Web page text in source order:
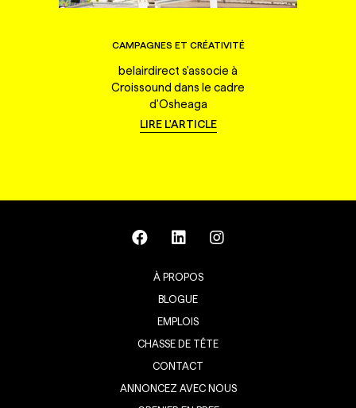
CAMPAGNES ET CRÉATIVITÉ
belairdirect s'associe à
Croissound dans le cadre
d'Osheaga
LIRE L'ARTICLE
À PROPOS
BLOGUE
EMPLOIS
CHASSE DE TÊTE
CONTACT
ANNONCEZ AVEC NOUS